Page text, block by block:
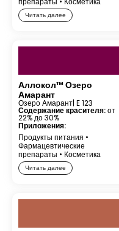
Читать далее
Аллокол™ Озеро
Амарант
Озеро Амарант| E 123
Содержание красителя:от
22% до 30%
Приложения:
Продукты питания •
Фармацевтические
препараты • Косметика
Читать далее